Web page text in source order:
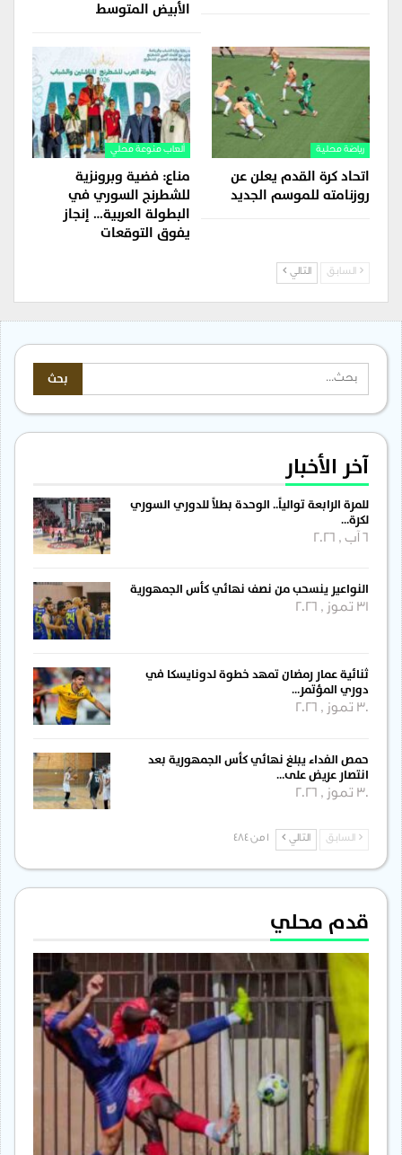
الأبيض المتوسط
رياضة محلية
اتحاد كرة القدم يعلن عن
روزنامته للموسم الجديد
ألعاب منوعة محلي
مناع: فضية وبرونزية
للشطرنج السوري في
البطولة العربية… إنجاز
يفوق التوقعات
السابق التالي
آخر الأخبار
للمرة الرابعة توالياً.. الوحدة بطلاً للدوري السوري
لكرة…
النواعير ينسحب من نصف نهائي كأس الجمهورية
31 تموز , 2026
ثنائية عمار رمضان تمهد خطوة لدونايسكا في
دوري المؤتمر…
30 تموز , 2026
حمص الفداء يبلغ نهائي كأس الجمهورية بعد
انتصار عريض على…
30 تموز , 2026
السابق التالي
قدم محلي